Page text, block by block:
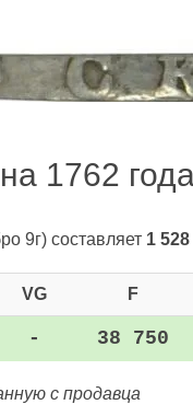
1762
9г) составляет 1 528
VG F
- 38 750
с продавца